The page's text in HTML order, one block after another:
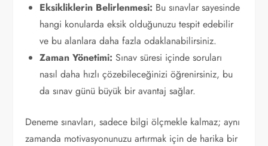
Eksikliklerin Belirlenmesi: Bu sınavlar sayesinde
hangi konularda eksik olduğunuzu tespit edebilir
ve bu alanlara daha fazla odaklanabilirsiniz.
Zaman Yönetimi: Sınav süresi içinde soruları
nasıl daha hızlı çözebileceğinizi öğrenirsiniz, bu
da sınav günü büyük bir avantaj sağlar.
Deneme sınavları, sadece bilgi ölçmekle kalmaz; aynı
zamanda motivasyonunuzu artırmak için de harika bir